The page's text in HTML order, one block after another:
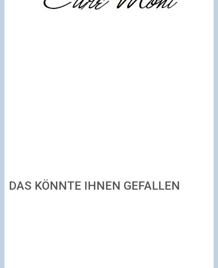
DAS KÖNNTE IHNEN GEFALLEN